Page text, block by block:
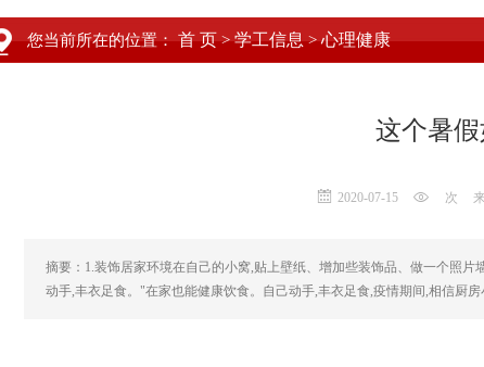
您当前所在的位置：首 页>学工信息>心理健康
这个暑
2020-07-15 次
摘要：1.装饰居家环境在自己的小窝,贴上壁纸、增加些装饰品、做一个照
动手,丰衣足食。"在家也能健康饮食。自己动手,丰衣足食,疫情期间,相信厨